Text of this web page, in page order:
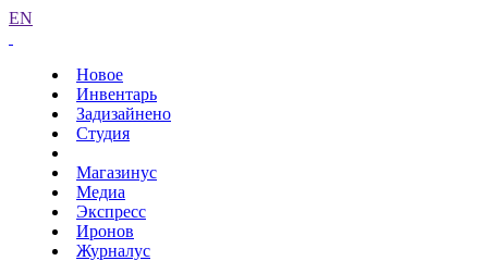
EN
Новое
Инвентарь
Задизайнено
Студия
Магазинус
Медиа
Экспресс
Иронов
Журналус